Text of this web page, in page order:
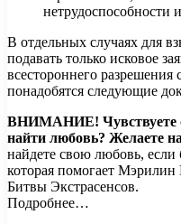
нетрудоспособности
В отдельных случаях для
подавать только исковое
всестороннего разрешения
понадобятся следующие
ВНИМАНИЕ! Чувствуете
найти любовь? Желаете
найдете свою любовь, если
которая помогает Мэрилин
Битвы Экстрасенсов.
Подробнее…